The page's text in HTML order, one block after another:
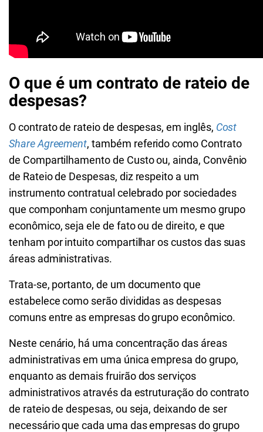
O que é um contrato de rateio de
despesas?
O contrato de rateio de despesas, em inglês, Cost
Share Agreement, também referido como Contrato
de Compartilhamento de Custo ou, ainda, Convênio
de Rateio de Despesas, diz respeito a um
instrumento contratual celebrado por sociedades
que componham conjuntamente um mesmo grupo
econômico, seja ele de fato ou de direito, e que
tenham por intuito compartilhar os custos das suas
áreas administrativas.
Trata-se, portanto, de um documento que
estabelece como serão divididas as despesas
comuns entre as empresas do grupo econômico.
Neste cenário, há uma concentração das áreas
administrativas em uma única empresa do grupo,
enquanto as demais fruirão dos serviços
administrativos através da estruturação do contrato
de rateio de despesas, ou seja, deixando de ser
necessário que cada uma das empresas do grupo